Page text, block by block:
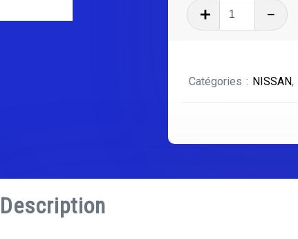
quantité
de
TRAIL
Catégories : NISSAN,
Description